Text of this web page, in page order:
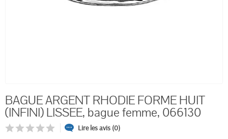
BAGUE ARGENT RHODIE FORME HUIT
(INFINI) LISSEE, bague femme, 066130
Lire les avis (0)